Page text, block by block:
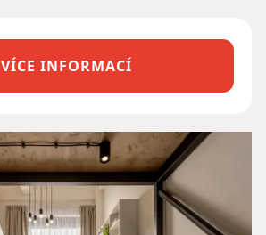
VÍCE INFORMACÍ